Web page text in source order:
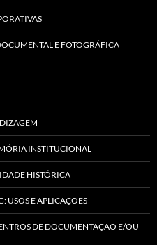
E FOTOGRÁFICA
INSTITUCIONAL
HISTÓRICA
USOS E APLICAÇÕES
DE DOCUMENTAÇÃO E/OU